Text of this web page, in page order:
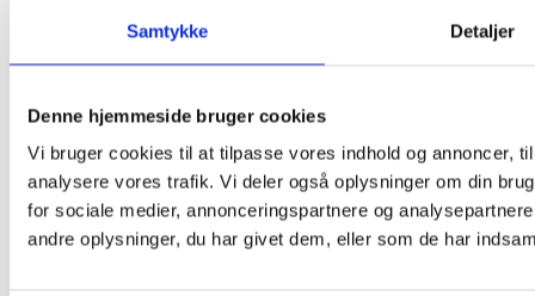
Samtykke Detaljer
Denne hjemmeside bruger cookies
Vi bruger cookies til at tilpasse vores indhold og annoncer,
analysere vores trafik. Vi deler også oplysninger om din
for sociale medier, annonceringspartnere og
andre oplysninger, du har givet dem, eller som de har
SAMFUND
Fra fordømmelse til velsignelse: Kirken
Historisk set har forholdet mellem kirken og LGBT+ miljøet
været præget af...
SAMFUND
Om milepæle, modvind og genrejsning
– Interview med Benjamin Hansen